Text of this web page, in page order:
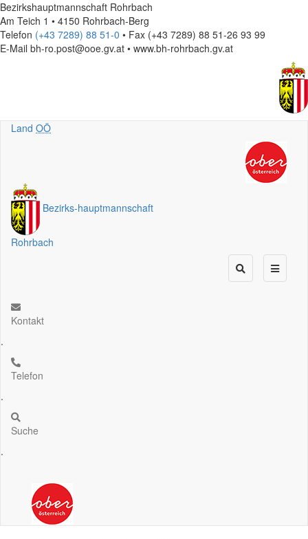
Bezirkshauptmannschaft Rohrbach
Am Teich 1 • 4150 Rohrbach-Berg
Telefon (+43 7289) 88 51-0 • Fax (+43 7289) 88 51-26 93 99
E-Mail bh-ro.post@ooe.gv.at • www.bh-rohrbach.gv.at
Land OÖ
Bezirks-hauptmannschaft
Rohrbach
Kontakt
.
Telefon
.
Suche
.